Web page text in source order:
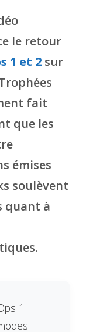
le retour
1 et 2 sur
fait
que les
émises
soulèvent
quant à
1